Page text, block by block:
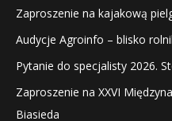
Zaproszenie na kajakową
Audycje Agroinfo – blisko
Pytanie do specjalisty 2026.
Zaproszenie na XXVI
Biasieda